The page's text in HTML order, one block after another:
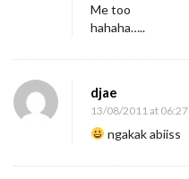
Me too
hahaha…..
djae
13/08/2011 at 06:27
ngakak abiiss